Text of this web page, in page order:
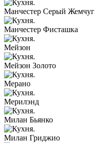
Манчестер Серый Жемчуг
Манчестер Фисташка
Мейзон
Мейзон Золото
Мерано
Мерилэнд
Милан Бьянко
Милан Гриджио